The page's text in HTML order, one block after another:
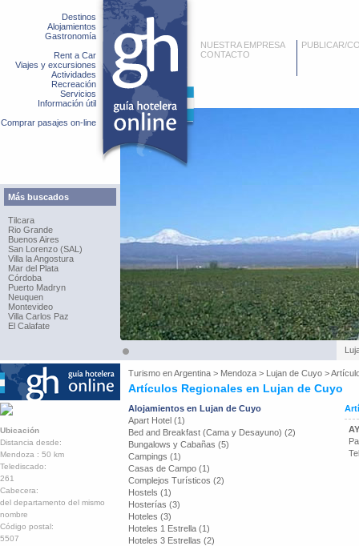
Destinos
Alojamientos
Gastronomía
Rent a Car
Viajes y excursiones
Actividades
Recreación
Servicios
Información útil
Comprar pasajes on-line
Más buscados
Tilcara
Rio Grande
Buenos Aires
San Lorenzo (SAL)
Villa la Angostura
Mar del Plata
Córdoba
Puerto Madryn
Neuquen
Montevideo
Villa Carlos Paz
El Calafate
NUESTRA EMPRESA
CONTACTO
PUBLICAR/
Turismo enArgentina > Mendoza > Lujan de Cuyo >
Artículos Regionales en Lujan de Cuyo
Ubicación
Distancia desde:
Mendoza : 50 km
Telediscado:
261
Cabecera:
del departamento del mismo
nombre
Código postal:
5507
Alojamientos en Lujan de Cuyo
Apart Hotel (1)
Bed and Breakfast (Cama y Desayuno) (2)
Bungalows y Cabañas (5)
Campings (1)
Casas de Campo (1)
Complejos Turísticos (2)
Hostels (1)
Hosterías (3)
Hoteles (3)
Hoteles 1 Estrella (1)
Hoteles 3 Estrellas (2)